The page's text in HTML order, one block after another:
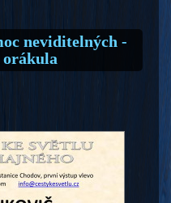
neviditelných -